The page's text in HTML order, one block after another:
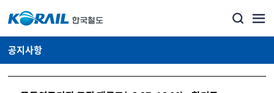
공지사항